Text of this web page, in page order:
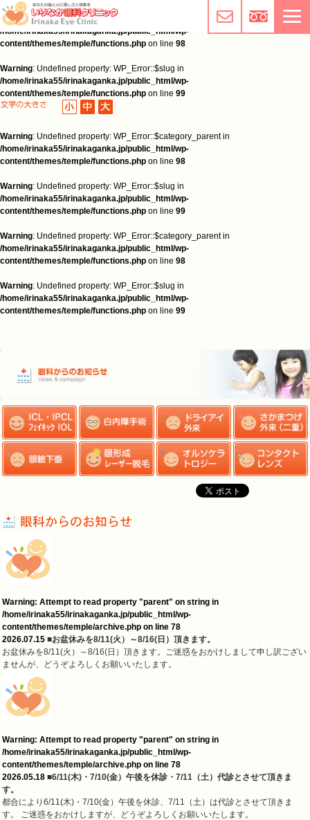
Warning: Undefined property: WP_Error::$category_parent in
/home/irinaka55/irinakaganka.jp/public_html/wp-
content/themes/temple/functions.php on line 98
Warning: Undefined property: WP_Error::$slug in
/home/irinaka55/irinakaganka.jp/public_html/wp-
content/themes/temple/functions.php on line 99
Warning: Undefined property: WP_Error::$category_parent in
/home/irinaka55/irinakaganka.jp/public_html/wp-
content/themes/temple/functions.php on line 98
Warning: Undefined property: WP_Error::$slug in
/home/irinaka55/irinakaganka.jp/public_html/wp-
content/themes/temple/functions.php on line 99
Warning: Undefined property: WP_Error::$category_parent in
/home/irinaka55/irinakaganka.jp/public_html/wp-
content/themes/temple/functions.php on line 98
Warning: Undefined property: WP_Error::$slug in
/home/irinaka55/irinakaganka.jp/public_html/wp-
content/themes/temple/functions.php on line 99
Warning: Attempt to read property "parent" on string in
/home/irinaka55/irinakaganka.jp/public_html/wp-
content/themes/temple/archive.php on line 78
2026.07.15 ■お盆休みを8/11(火）～8/16(日）頂きます。
お盆休みを8/11(火）～8/16(日）頂きます。ご迷惑をおかけしまして申し訳ござい
ませんが、どうぞよろしくお願いいたします。
Warning: Attempt to read property "parent" on string in
/home/irinaka55/irinakaganka.jp/public_html/wp-
content/themes/temple/archive.php on line 78
2026.05.18 ■6/11(木)・7/10(金）午後を休診・7/11（土）代診とさせて頂きま
す。
都合により6/11(木)・7/10(金）午後を休診、7/11（土）は代診とさせて頂きま
す。 ご迷惑をおかけしますが、どうぞよろしくお願いいたします。